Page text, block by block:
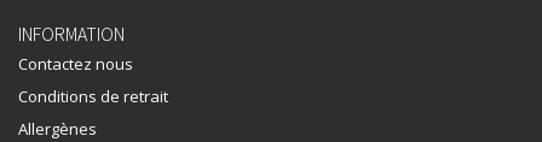
INFORMATION
Contactez nous
Conditions de retrait
Allergènes